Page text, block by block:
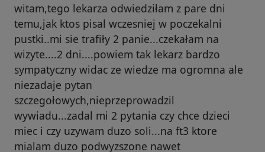
witam,tego lekarza odwiedziłam z pare dni
temu,jak ktos pisal wczesniej w poczekalni
pustki..mi sie trafiły 2 panie...czekałam na
wizyte....2 dni....powiem tak lekarz bardzo
sympatyczny widac ze wiedze ma ogromna ale
niezadaje pytan
szczegołowych,nieprzeprowadzil
wywiadu...zadal mi 2 pytania czy chce dzieci
miec i czy uzywam duzo soli...na ft3 ktore
mialam duzo podwyzszone nawet